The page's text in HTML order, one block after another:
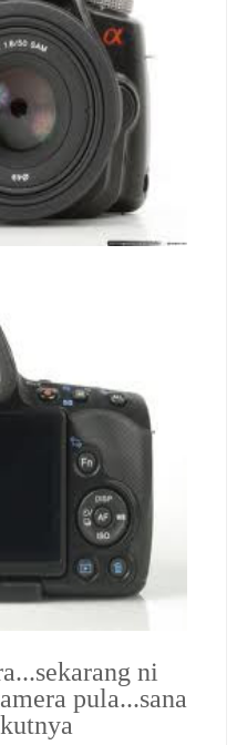
ni
pula...sana